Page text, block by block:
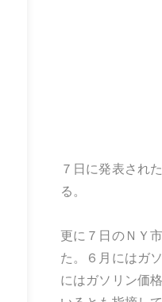
７日に発表され
る。
更に７日のＮＹ
た。６月にはガ
にはガソリン価